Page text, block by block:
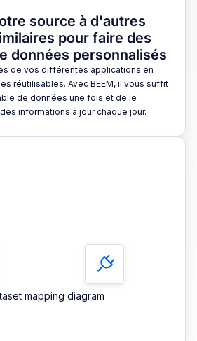
source à d'autres
pour faire des
données personnalisés
de vos différentes applications en
réutilisables. Avec BEEM, il vous suffit
de données une fois et de le
informations à jour chaque jour.